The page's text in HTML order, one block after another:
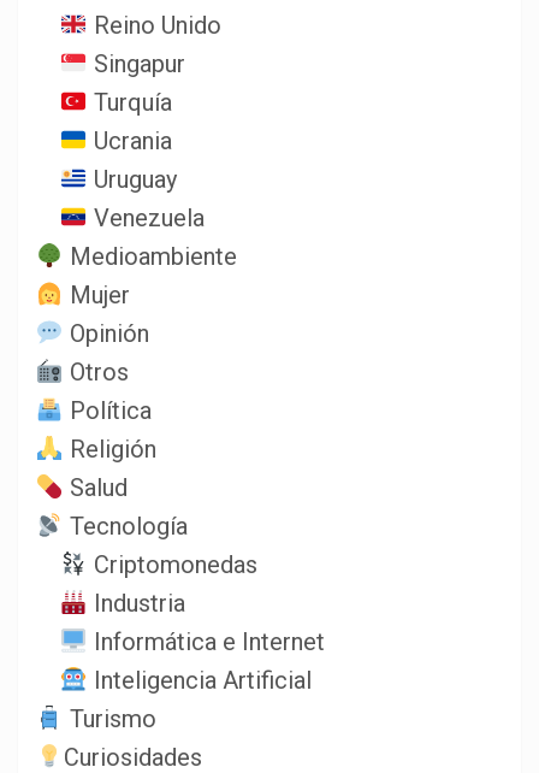
Reino Unido
Singapur
Turquía
Ucrania
Uruguay
Venezuela
Medioambiente
Mujer
Opinión
Otros
Política
Religión
Salud
Tecnología
Criptomonedas
Industria
Informática e Internet
Inteligencia Artificial
Turismo
Curiosidades